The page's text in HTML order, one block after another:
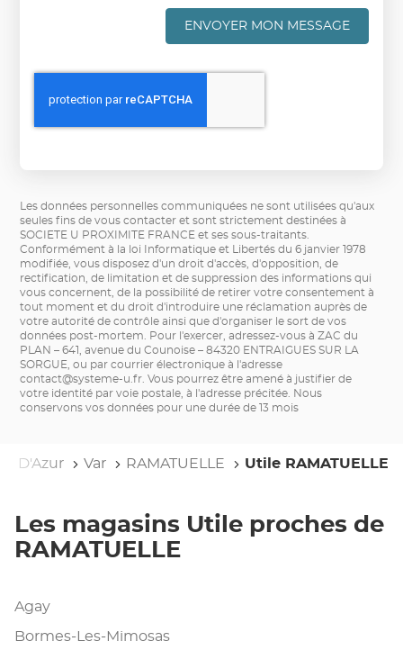
ENVOYER MON MESSAGE
Les données personnelles communiquées ne sont utilisées qu'aux
seules fins de vous contacter et sont strictement destinées à
SOCIETE U PROXIMITE FRANCE et ses sous-traitants.
Conformément à la loi Informatique et Libertés du 6 janvier 1978
modifiée, vous disposez d'un droit d'accès, d'opposition, de
rectification, de limitation et de suppression des informations qui
vous concernent, de la possibilité de retirer votre consentement à
tout moment et du droit d'introduire une réclamation auprès de
votre autorité de contrôle ainsi que d'organiser le sort de vos
données post-mortem. Pour l'exercer, adressez-vous à ZAC du
PLAN – 641, avenue du Counoise – 84320 ENTRAIGUES SUR LA
SORGUE, ou par courrier électronique à l'adresse
contact@systeme-u.fr . Vous pourrez être amené à justifier de
votre identité par voie postale, à l'adresse précitée. Nous
conservons vos données pour une durée de 13 mois
D'Azur Var RAMATUELLE Utile RAMATUELLE
Les magasins Utile proches de
RAMATUELLE
Agay
Bormes-Les-Mimosas